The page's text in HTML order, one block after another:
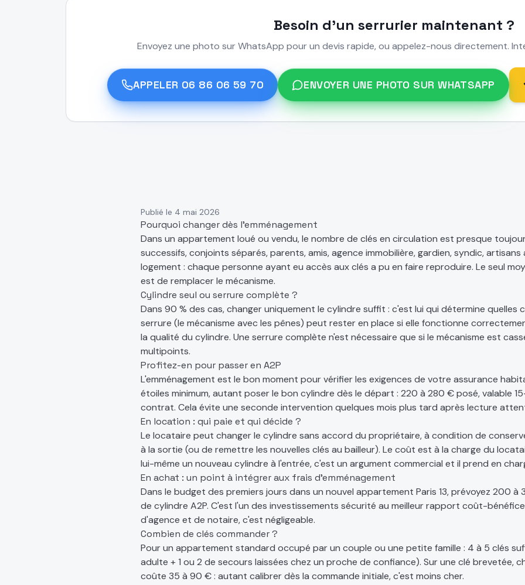
Besoin d'un serrurier maintenant ?
Envoyez une photo sur WhatsApp pour un devis rapide, ou appelez-nous directement.
APPELER 06 86 06 59 70 ENVOYER UNE PHOTO SUR WHATSAPP
Publié le 4 mai 2026
Pourquoi changer dès l'emménagement
Dans un appartement loué ou vendu, le nombre de clés en circulation est presque
successifs, conjoints séparés, parents, amis, agence immobilière, gardien, syndic,
logement : chaque personne ayant eu accès aux clés a pu en faire reproduire. Le seul
est de remplacer le mécanisme.
Cylindre seul ou serrure complète ?
Dans 90 % des cas, changer uniquement le cylindre suffit : c'est lui qui détermine quelles
serrure (le mécanisme avec les pênes) peut rester en place si elle fonctionne
la qualité du cylindre. Une serrure complète n'est nécessaire que si le mécanisme est
multipoints.
Profitez-en pour passer en A2P
L'emménagement est le bon moment pour vérifier les exigences de votre assurance
étoiles minimum, autant poser le bon cylindre dès le départ : 220 à 280 € posé, valable
contrat. Cela évite une seconde intervention quelques mois plus tard après lecture
En location : qui paie et qui décide ?
Le locataire peut changer le cylindre sans accord du propriétaire, à condition de
à la sortie (ou de remettre les nouvelles clés au bailleur). Le coût est à la charge du
lui-même un nouveau cylindre à l'entrée, c'est un argument commercial et il prend en
En achat : un point à intégrer aux frais d'emménagement
Dans le budget des premiers jours dans un nouvel appartement Paris 13, prévoyez 200
de cylindre A2P. C'est l'un des investissements sécurité au meilleur rapport coût-
d'agence et de notaire, c'est négligeable.
Combien de clés commander ?
Pour un appartement standard occupé par un couple ou une petite famille : 4 à 5 clés
adulte + 1 ou 2 de secours laissées chez un proche de confiance). Sur une clé brevetée,
coûte 35 à 90 € : autant calibrer dès la commande initiale, c'est moins cher.